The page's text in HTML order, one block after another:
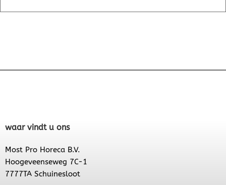
waar vindt u ons
Most Pro Horeca B.V.
Hoogeveenseweg 7C-1
7777TA Schuinesloot